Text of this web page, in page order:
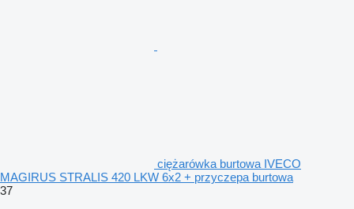
ciężarówka burtowa IVECO
MAGIRUS STRALIS 420 LKW 6x2 + przyczepa burtowa
37